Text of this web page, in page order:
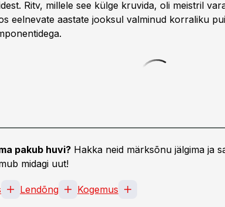
Ritv, millele see külge kruvida, oli meistril
eelnevate aastate jooksul valminud korraliku
pakub huvi? Hakka neid märksõnu jälgima ja
midagi uut!
Lendõng Kogemus